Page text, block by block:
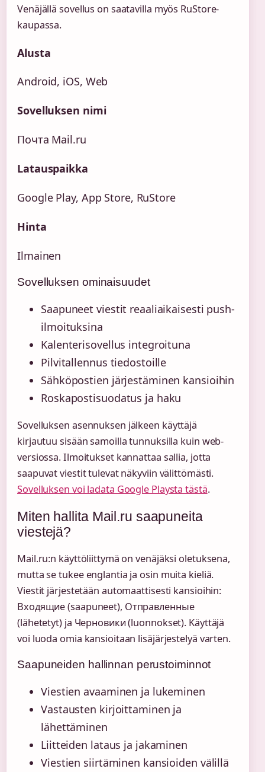
Venäjällä sovellus on saatavilla myös RuStore-
kaupassa.
Alusta
Android, iOS, Web
Sovelluksen nimi
Почта Mail.ru
Latauspaikka
Google Play, App Store, RuStore
Hinta
Ilmainen
Sovelluksen ominaisuudet
Saapuneet viestit reaaliaikaisesti push-
ilmoituksina
Kalenterisovellus integroituna
Pilvitallennus tiedostoille
Sähköpostien järjestäminen kansioihin
Roskapostisuodatus ja haku
Sovelluksen asennuksen jälkeen käyttäjä
kirjautuu sisään samoilla tunnuksilla kuin web-
versiossa. Ilmoitukset kannattaa sallia, jotta
saapuvat viestit tulevat näkyviin välittömästi.
Sovelluksen voi ladata Google Playsta tästä.
Miten hallita Mail.ru saapuneita
viestejä?
Mail.ru:n käyttöliittymä on venäjäksi oletuksena,
mutta se tukee englantia ja osin muita kieliä.
Viestit järjestetään automaattisesti kansioihin:
Входящие (saapuneet), Отправленные
(lähetetyt) ja Черновики (luonnokset). Käyttäjä
voi luoda omia kansioitaan lisäjärjestelyä varten.
Saapuneiden hallinnan perustoiminnot
Viestien avaaminen ja lukeminen
Vastausten kirjoittaminen ja
lähettäminen
Liitteiden lataus ja jakaminen
Viestien siirtäminen kansioiden välillä